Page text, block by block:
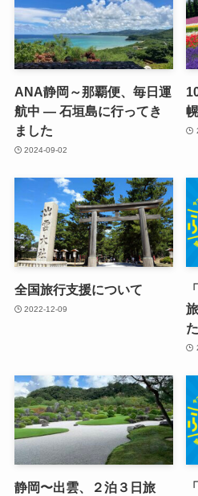
ANA静岡～那覇便、毎日運
航中 — 石垣島に行ってき
ました
2024-09-02
全国旅行支援について
2022-12-09
た
静岡〜出雲、２泊３日旅